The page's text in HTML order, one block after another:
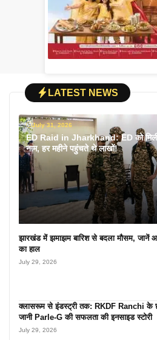
LATEST NEWS
July 31, 2026
ED Raid in Jharkhand: ED को
नाम, हर महीने पहुंचते थे लाखों!
झारखंड में झमाझम बारिश से बदला मौसम, जानें
का हाल
July 29, 2026
क्लासरूम से इंडस्ट्री तक: RKDF Ranchi के
जानी Parle-G की सफलता की इनसाइड स्टोरी
July 29, 2026